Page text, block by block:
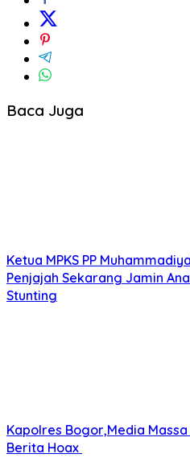
Baca Juga
Ketua MPKS PP
Penjajah Sekarang Jamin
Stunting
Kapolres Bogor,Media
Berita Hoax